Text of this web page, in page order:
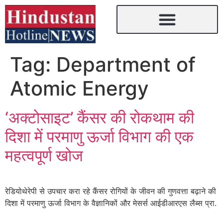
Tag: Department of
Atomic Energy
‘अक्टोसाइट’ कैंसर की रोकथाम की
दिशा में परमाणु ऊर्जा विभाग की एक
महत्वपूर्ण खोज
रेडियोथेरेपी से उपचार करा रहे कैंसर रोगियों के जीवन की गुणवत्ता बढ़ाने की
दिशा में परमाणु ऊर्जा विभाग के वैज्ञानिकों और मेसर्स आईडीआरएस लैब्स प्रा.